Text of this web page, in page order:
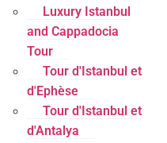
Luxury Istanbul
and Cappadocia
Tour
Tour d'Istanbul et
d'Ephèse
Tour d'Istanbul et
d'Antalya